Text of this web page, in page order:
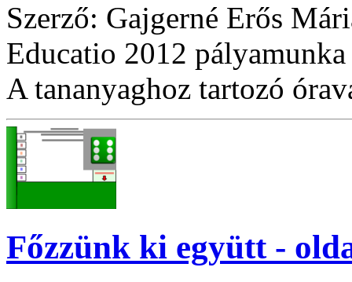
Szerző: Gajgerné Erős
Educatio 2012 pályamunka
A tananyaghoz tartozó
Főzzünk ki együtt -